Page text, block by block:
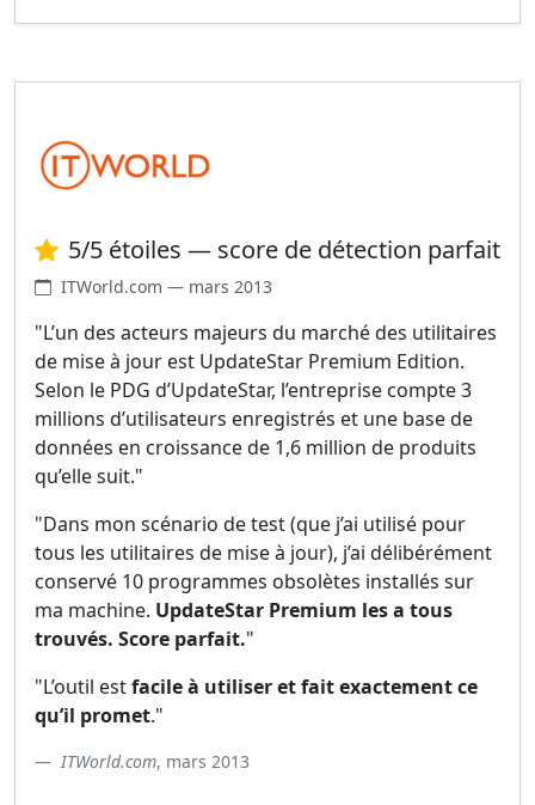
5/5 étoiles — score de détection parfait
ITWorld.com — mars 2013
"L’un des acteurs majeurs du marché des utilitaires
de mise à jour est UpdateStar Premium Edition.
Selon le PDG d’UpdateStar, l’entreprise compte 3
millions d’utilisateurs enregistrés et une base de
données en croissance de 1,6 million de produits
qu’elle suit."
"Dans mon scénario de test (que j’ai utilisé pour
tous les utilitaires de mise à jour), j’ai délibérément
conservé 10 programmes obsolètes installés sur
ma machine. UpdateStar Premium les a tous
trouvés. Score parfait."
"L’outil estfacile à utiliser et fait exactement ce
qu’il promet."
ITWorld.com, mars 2013